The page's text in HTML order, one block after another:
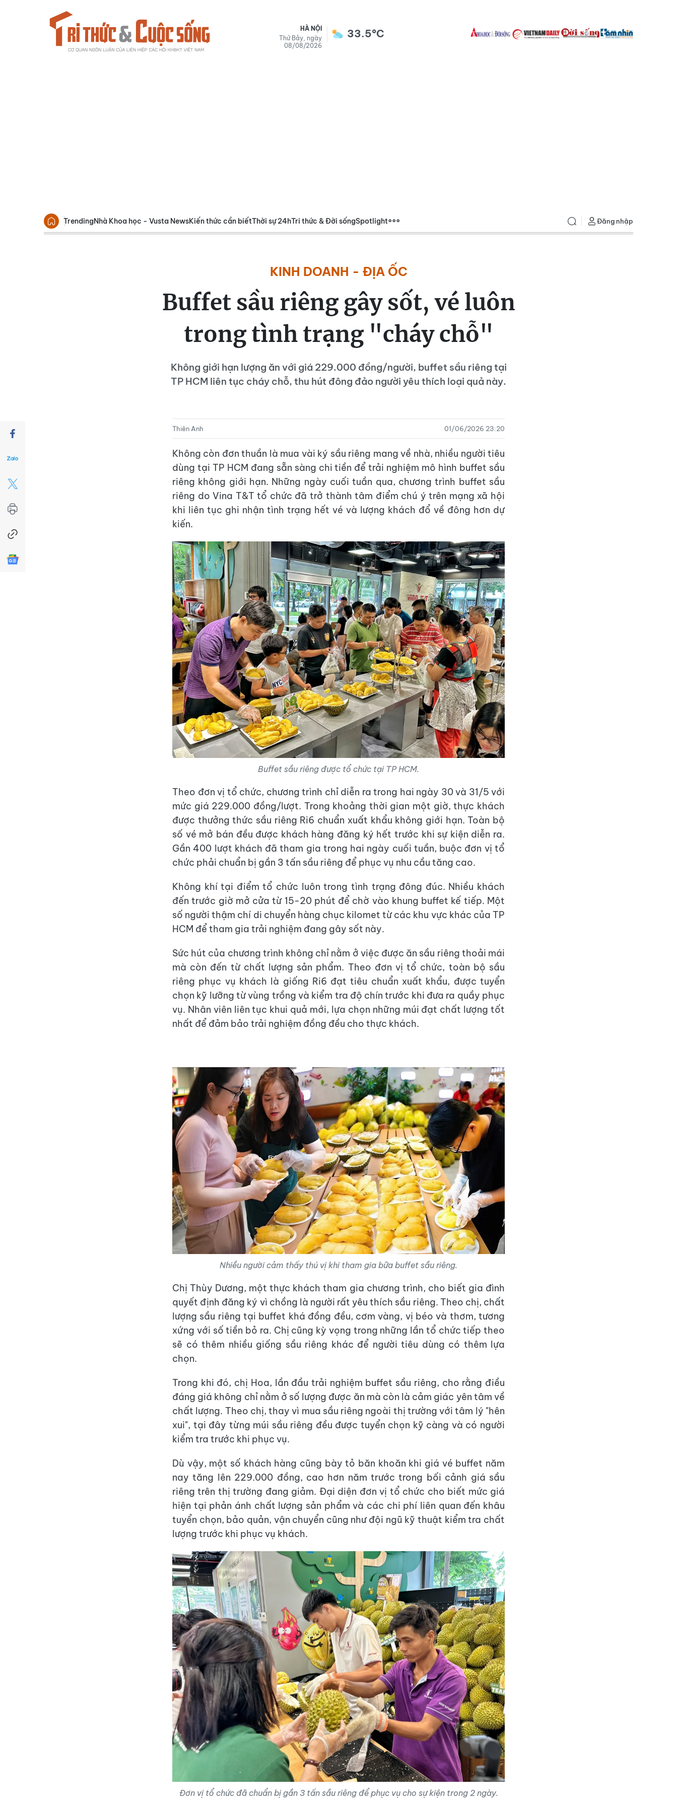
HÀ NỘI
Thứ Bảy, ngày
08/08/2026
33.5°C
TrendingNhà Khoa học - Vusta NewsKiến thức cần biếtThời sự 24hTri thức & Đời sốngSpotlight Đăng nhập
KINH DOANH - ĐỊA ỐC
Buffet sầu riêng gây sốt, vé luôn
trong tình trạng "cháy chỗ"
Không giới hạn lượng ăn với giá 229.000 đồng/người, buffet sầu riêng tại
TP HCM liên tục cháy chỗ, thu hút đông đảo người yêu thích loại quả này.
Thiên Anh 01/06/2026 23:20
Không còn đơn thuần là mua vài ký sầu riêng mang về nhà, nhiều người tiêu
dùng tại TP HCM đang sẵn sàng chi tiền để trải nghiệm mô hình buffet sầu
riêng không giới hạn. Những ngày cuối tuần qua, chương trình buffet sầu
riêng do Vina T&T tổ chức đã trở thành tâm điểm chú ý trên mạng xã hội
khi liên tục ghi nhận tình trạng hết vé và lượng khách đổ về đông hơn dự
kiến.
Buffet sầu riêng được tổ chức tại TP HCM.
Theo đơn vị tổ chức, chương trình chỉ diễn ra trong hai ngày 30 và 31/5 với
mức giá 229.000 đồng/lượt. Trong khoảng thời gian một giờ, thực khách
được thưởng thức sầu riêng Ri6 chuẩn xuất khẩu không giới hạn. Toàn bộ
số vé mở bán đều được khách hàng đăng ký hết trước khi sự kiện diễn ra.
Gần 400 lượt khách đã tham gia trong hai ngày cuối tuần, buộc đơn vị tổ
chức phải chuẩn bị gần 3 tấn sầu riêng để phục vụ nhu cầu tăng cao.
Không khí tại điểm tổ chức luôn trong tình trạng đông đúc. Nhiều khách
đến trước giờ mở cửa từ 15-20 phút để chờ vào khung buffet kế tiếp. Một
số người thậm chí di chuyển hàng chục kilomet từ các khu vực khác của TP
HCM để tham gia trải nghiệm đang gây sốt này.
Sức hút của chương trình không chỉ nằm ở việc được ăn sầu riêng thoải mái
mà còn đến từ chất lượng sản phẩm. Theo đơn vị tổ chức, toàn bộ sầu
riêng phục vụ khách là giống Ri6 đạt tiêu chuẩn xuất khẩu, được tuyển
chọn kỹ lưỡng từ vùng trồng và kiểm tra độ chín trước khi đưa ra quầy phục
vụ. Nhân viên liên tục khui quả mới, lựa chọn những múi đạt chất lượng tốt
nhất để đảm bảo trải nghiệm đồng đều cho thực khách.
Nhiều người cảm thấy thú vị khi tham gia bữa buffet sầu riêng.
Chị Thùy Dương, một thực khách tham gia chương trình, cho biết gia đình
quyết định đăng ký vì chồng là người rất yêu thích sầu riêng. Theo chị, chất
lượng sầu riêng tại buffet khá đồng đều, cơm vàng, vị béo và thơm, tương
xứng với số tiền bỏ ra. Chị cũng kỳ vọng trong những lần tổ chức tiếp theo
sẽ có thêm nhiều giống sầu riêng khác để người tiêu dùng có thêm lựa
chọn.
Trong khi đó, chị Hoa, lần đầu trải nghiệm buffet sầu riêng, cho rằng điều
đáng giá không chỉ nằm ở số lượng được ăn mà còn là cảm giác yên tâm về
chất lượng. Theo chị, thay vì mua sầu riêng ngoài thị trường với tâm lý "hên
xui", tại đây từng múi sầu riêng đều được tuyển chọn kỹ càng và có người
kiểm tra trước khi phục vụ.
Dù vậy, một số khách hàng cũng bày tỏ băn khoăn khi giá vé buffet năm
nay tăng lên 229.000 đồng, cao hơn năm trước trong bối cảnh giá sầu
riêng trên thị trường đang giảm. Đại diện đơn vị tổ chức cho biết mức giá
hiện tại phản ánh chất lượng sản phẩm và các chi phí liên quan đến khâu
tuyển chọn, bảo quản, vận chuyển cũng như đội ngũ kỹ thuật kiểm tra chất
lượng trước khi phục vụ khách.
Đơn vị tổ chức đã chuẩn bị gần 3 tấn sầu riêng để phục vụ cho sự kiện trong 2 ngày.